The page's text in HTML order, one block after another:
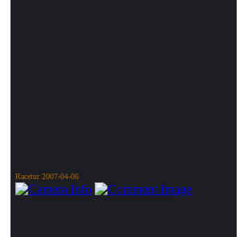
Racetur 2007-04-06